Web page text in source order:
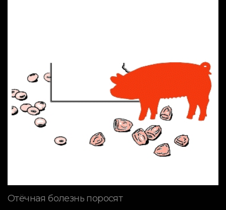
Отёчная болезнь поросят